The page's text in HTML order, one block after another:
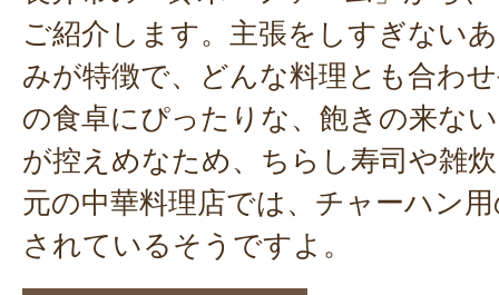
ご紹介します。主張をしすぎない
みが特徴で、どんな料理とも合わ
の食卓にぴったりな、飽きの来な
が控えめなため、ちらし寿司や雑
元の中華料理店では、チャーハン
されているそうですよ。